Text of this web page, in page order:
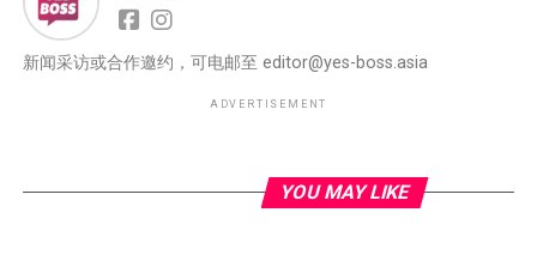
新闻采访或合作邀约，可电邮至 editor@yes-boss.asia
ADVERTISEMENT
YOU MAY LIKE